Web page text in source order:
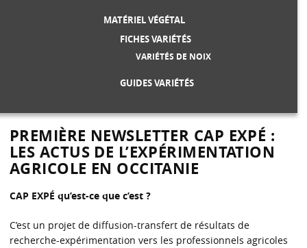
MATÉRIEL VÉGÉTAL
FICHES VARIÉTÉS
VARIÉTÉS DE NOIX
GUIDES VARIÉTÉS
PREMIÈRE NEWSLETTER CAP EXPÉ :
LES ACTUS DE L’EXPÉRIMENTATION
AGRICOLE EN OCCITANIE
CAP EXPÉ qu’est-ce que c’est ?
C’est un projet de diffusion-transfert de résultats de
recherche-expérimentation vers les professionnels agricoles